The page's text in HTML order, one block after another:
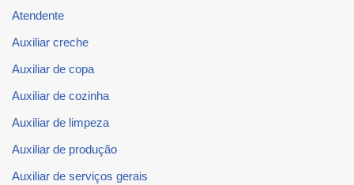
Atendente
Auxiliar creche
Auxiliar de copa
Auxiliar de cozinha
Auxiliar de limpeza
Auxiliar de produção
Auxiliar de serviços gerais